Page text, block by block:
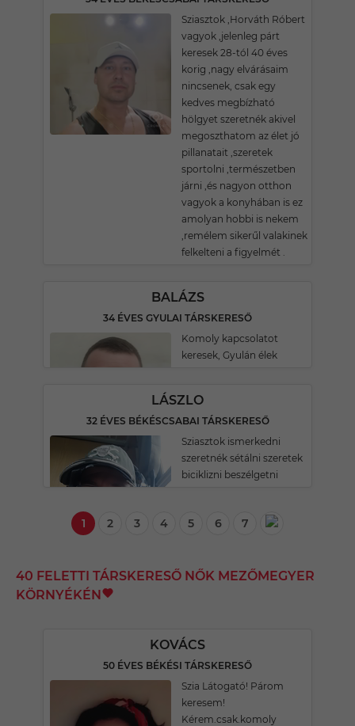
Sziasztok ,Horváth Róbert
vagyok ,jelenleg párt
keresek 28-tól 40 éves
korig ,nagy elvárásaim
nincsenek, csak egy
kedves megbízható
hölgyet szeretnék akivel
megoszthatom az élet jó
pillanatait ,szeretek
sportolni ,természetben
járni ,és nagyon otthon
vagyok a konyhában is ez
amolyan hobbi is nekem
,remélem sikerűl valakinek
felkelteni a figyelmét .
BALÁZS
34 ÉVES GYULAI TÁRSKERESŐ
Komoly kapcsolatot
keresek, Gyulán élek
LÁSZLO
32 ÉVES BÉKÉSCSABAI TÁRSKERESŐ
Sziasztok ismerkedni
szeretnék sétálni szeretek
biciklizni beszélgetni
1 2 3 4 5 6 7
40 FELETTI TÁRSKERESŐ NŐK MEZŐMEGYER
KÖRNYÉKÉN
KOVÁCS
50 ÉVES BÉKÉSI TÁRSKERESŐ
Szia Látogató! Párom
keresem!
Kérem.csak.komoly